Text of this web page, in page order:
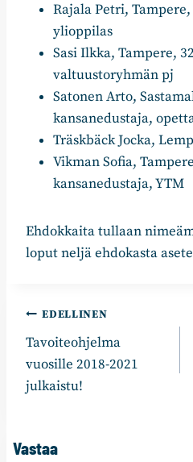
Rajala Petri,
ylioppilas
Sasi Ilkka, Tampere,
valtuustoryhmän pj
Satonen Arto,
kansanedustaja,
Träskbäck Jocka,
Vikman Sofia,
kansanedustaja, YTM
Ehdokkaita tullaan
loput neljä ehdokasta
Artikkelien
selaus
EDELLINEN
Tavoiteohjelma
vuosille 2018-2021
julkaistu!
Vastaa